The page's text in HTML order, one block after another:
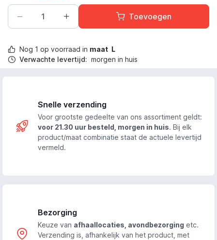
Toevoegen
Nog 1 op voorraad in maat L
Verwachte levertijd: morgen in huis
Snelle verzending
Voor grootste gedeelte van ons assortiment geldt:
voor 21.30 uur besteld, morgen in huis. Bij elk
product/maat combinatie staat de actuele levertijd
vermeld.
Bezorging
Keuze van afhaallocaties, avondbezorging etc.
Verzending is, afhankelijk van het product, met